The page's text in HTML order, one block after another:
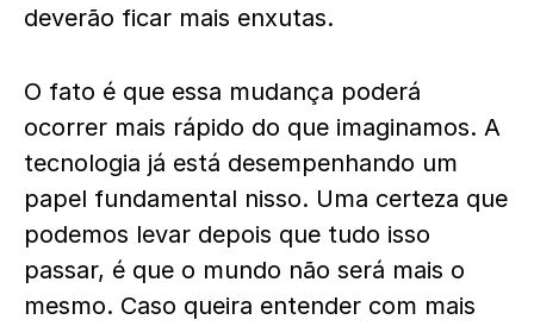
deverão ficar mais enxutas.
O fato é que essa mudança poderá
ocorrer mais rápido do que imaginamos. A
tecnologia já está desempenhando um
papel fundamental nisso. Uma certeza que
podemos levar depois que tudo isso
passar, é que o mundo não será mais o
mesmo. Caso queira entender com mais